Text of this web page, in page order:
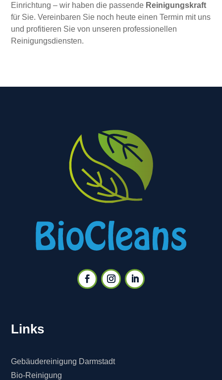
Einrichtung – wir haben die passende Reinigungskraft
für Sie. Vereinbaren Sie noch heute einen Termin mit uns
und profitieren Sie von unseren professionellen
Reinigungsdiensten.
Links
Gebäudereinigung Darmstadt
Bio-Reinigung